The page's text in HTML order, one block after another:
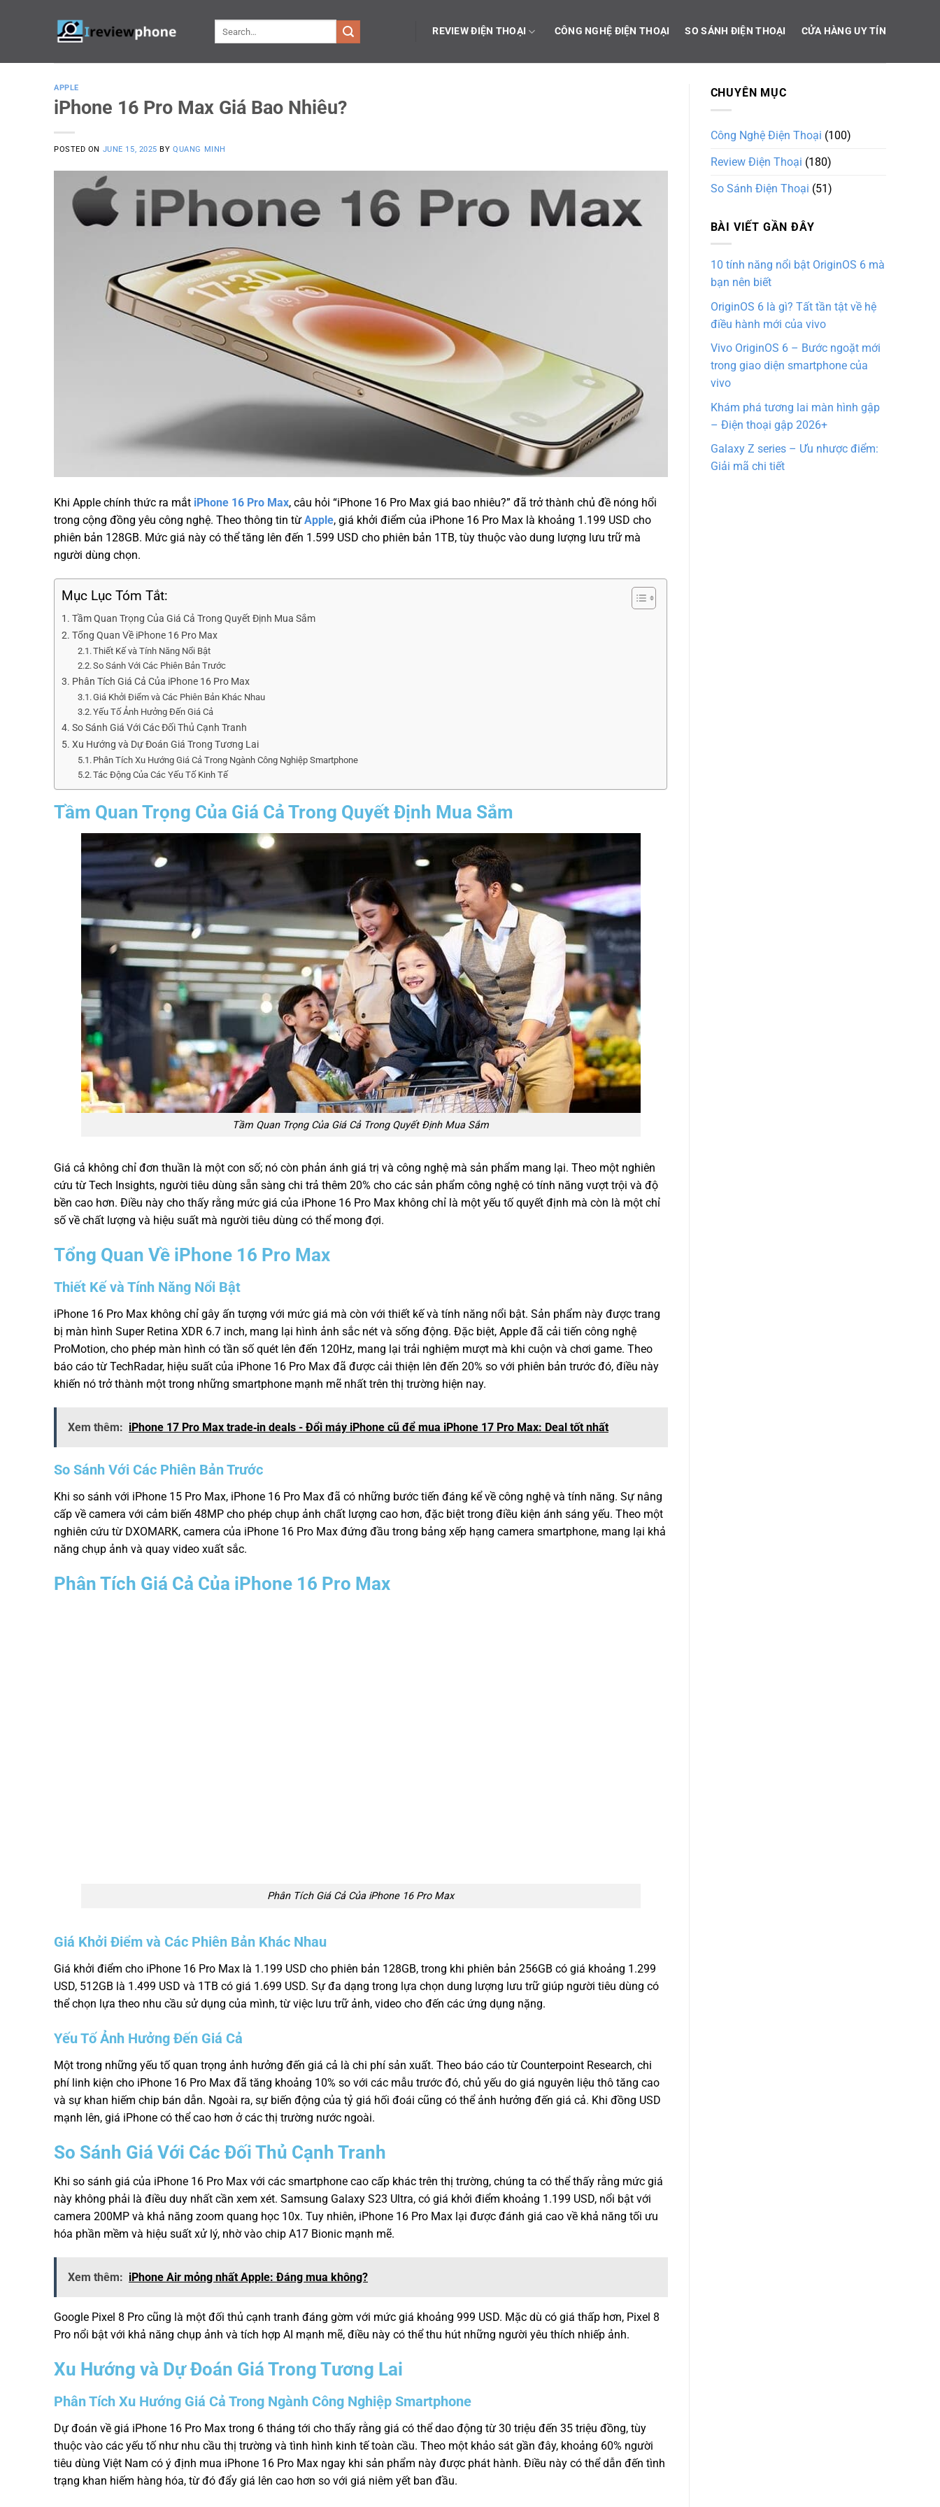
REVIEW ĐIỆN THOẠI CÔNG NGHỆ ĐIỆN THOẠI SO SÁNH ĐIỆN THOẠI CỬA HÀNG UY TÍN
APPLE
iPhone 16 Pro Max Giá Bao Nhiêu?
POSTED ON JUNE 15, 2025 BYQUANG MINH
Khi Apple chính thức ra mắt iPhone 16 Pro Max, câu hỏi “iPhone 16 Pro Max giá bao nhiêu?” đã trở thành chủ đề nóng hổi
trong cộng đồng yêu công nghệ. Theo thông tin từ Apple, giá khởi điểm của iPhone 16 Pro Max là khoảng 1.199 USD cho
phiên bản 128GB. Mức giá này có thể tăng lên đến 1.599 USD cho phiên bản 1TB, tùy thuộc vào dung lượng lưu trữ mà
người dùng chọn.
Mục Lục Tóm Tắt:
Tầm Quan Trọng Của Giá Cả Trong Quyết Định Mua Sắm
Tổng Quan Về iPhone 16 Pro Max
Thiết Kế và Tính Năng Nổi Bật
So Sánh Với Các Phiên Bản Trước
Phân Tích Giá Cả Của iPhone 16 Pro Max
Giá Khởi Điểm và Các Phiên Bản Khác Nhau
Yếu Tố Ảnh Hưởng Đến Giá Cả
So Sánh Giá Với Các Đối Thủ Cạnh Tranh
Xu Hướng và Dự Đoán Giá Trong Tương Lai
Phân Tích Xu Hướng Giá Cả Trong Ngành Công Nghiệp Smartphone
Tác Động Của Các Yếu Tố Kinh Tế
Tầm Quan Trọng Của Giá Cả Trong Quyết Định Mua Sắm
Tầm Quan Trọng Của Giá Cả Trong Quyết Định Mua Sắm
Giá cả không chỉ đơn thuần là một con số; nó còn phản ánh giá trị và công nghệ mà sản phẩm mang lại. Theo một nghiên
cứu từ Tech Insights, người tiêu dùng sẵn sàng chi trả thêm 20% cho các sản phẩm công nghệ có tính năng vượt trội và độ
bền cao hơn. Điều này cho thấy rằng mức giá của iPhone 16 Pro Max không chỉ là một yếu tố quyết định mà còn là một chỉ
số về chất lượng và hiệu suất mà người tiêu dùng có thể mong đợi.
Tổng Quan Về iPhone 16 Pro Max
Thiết Kế và Tính Năng Nổi Bật
iPhone 16 Pro Max không chỉ gây ấn tượng với mức giá mà còn với thiết kế và tính năng nổi bật. Sản phẩm này được trang
bị màn hình Super Retina XDR 6.7 inch, mang lại hình ảnh sắc nét và sống động. Đặc biệt, Apple đã cải tiến công nghệ
ProMotion, cho phép màn hình có tần số quét lên đến 120Hz, mang lại trải nghiệm mượt mà khi cuộn và chơi game. Theo
báo cáo từ TechRadar, hiệu suất của iPhone 16 Pro Max đã được cải thiện lên đến 20% so với phiên bản trước đó, điều này
khiến nó trở thành một trong những smartphone mạnh mẽ nhất trên thị trường hiện nay.
Xem thêm: iPhone 17 Pro Max trade‑in deals - Đổi máy iPhone cũ để mua iPhone 17 Pro Max: Deal tốt nhất
So Sánh Với Các Phiên Bản Trước
Khi so sánh với iPhone 15 Pro Max, iPhone 16 Pro Max đã có những bước tiến đáng kể về công nghệ và tính năng. Sự nâng
cấp về camera với cảm biến 48MP cho phép chụp ảnh chất lượng cao hơn, đặc biệt trong điều kiện ánh sáng yếu. Theo một
nghiên cứu từ DXOMARK, camera của iPhone 16 Pro Max đứng đầu trong bảng xếp hạng camera smartphone, mang lại khả
năng chụp ảnh và quay video xuất sắc.
Phân Tích Giá Cả Của iPhone 16 Pro Max
Phân Tích Giá Cả Của iPhone 16 Pro Max
Giá Khởi Điểm và Các Phiên Bản Khác Nhau
Giá khởi điểm cho iPhone 16 Pro Max là 1.199 USD cho phiên bản 128GB, trong khi phiên bản 256GB có giá khoảng 1.299
USD, 512GB là 1.499 USD và 1TB có giá 1.699 USD. Sự đa dạng trong lựa chọn dung lượng lưu trữ giúp người tiêu dùng có
thể chọn lựa theo nhu cầu sử dụng của mình, từ việc lưu trữ ảnh, video cho đến các ứng dụng nặng.
Yếu Tố Ảnh Hưởng Đến Giá Cả
Một trong những yếu tố quan trọng ảnh hưởng đến giá cả là chi phí sản xuất. Theo báo cáo từ Counterpoint Research, chi
phí linh kiện cho iPhone 16 Pro Max đã tăng khoảng 10% so với các mẫu trước đó, chủ yếu do giá nguyên liệu thô tăng cao
và sự khan hiếm chip bán dẫn. Ngoài ra, sự biến động của tỷ giá hối đoái cũng có thể ảnh hưởng đến giá cả. Khi đồng USD
mạnh lên, giá iPhone có thể cao hơn ở các thị trường nước ngoài.
So Sánh Giá Với Các Đối Thủ Cạnh Tranh
Khi so sánh giá của iPhone 16 Pro Max với các smartphone cao cấp khác trên thị trường, chúng ta có thể thấy rằng mức giá
này không phải là điều duy nhất cần xem xét. Samsung Galaxy S23 Ultra, có giá khởi điểm khoảng 1.199 USD, nổi bật với
camera 200MP và khả năng zoom quang học 10x. Tuy nhiên, iPhone 16 Pro Max lại được đánh giá cao về khả năng tối ưu
hóa phần mềm và hiệu suất xử lý, nhờ vào chip A17 Bionic mạnh mẽ.
Xem thêm: iPhone Air mỏng nhất Apple: Đáng mua không?
Google Pixel 8 Pro cũng là một đối thủ cạnh tranh đáng gờm với mức giá khoảng 999 USD. Mặc dù có giá thấp hơn, Pixel 8
Pro nổi bật với khả năng chụp ảnh và tích hợp AI mạnh mẽ, điều này có thể thu hút những người yêu thích nhiếp ảnh.
Xu Hướng và Dự Đoán Giá Trong Tương Lai
Phân Tích Xu Hướng Giá Cả Trong Ngành Công Nghiệp Smartphone
Dự đoán về giá iPhone 16 Pro Max trong 6 tháng tới cho thấy rằng giá có thể dao động từ 30 triệu đến 35 triệu đồng, tùy
thuộc vào các yếu tố như nhu cầu thị trường và tình hình kinh tế toàn cầu. Theo một khảo sát gần đây, khoảng 60% người
tiêu dùng Việt Nam có ý định mua iPhone 16 Pro Max ngay khi sản phẩm này được phát hành. Điều này có thể dẫn đến tình
trạng khan hiếm hàng hóa, từ đó đẩy giá lên cao hơn so với giá niêm yết ban đầu.
CHUYÊN MỤC
Công Nghệ Điện Thoại (100)
Review Điện Thoại (180)
So Sánh Điện Thoại (51)
BÀI VIẾT GẦN ĐÂY
10 tính năng nổi bật OriginOS 6 mà
bạn nên biết
OriginOS 6 là gì? Tất tần tật về hệ
điều hành mới của vivo
Vivo OriginOS 6 – Bước ngoặt mới
trong giao diện smartphone của
vivo
Khám phá tương lai màn hình gập
– Điện thoại gập 2026+
Galaxy Z series – Ưu nhược điểm:
Giải mã chi tiết